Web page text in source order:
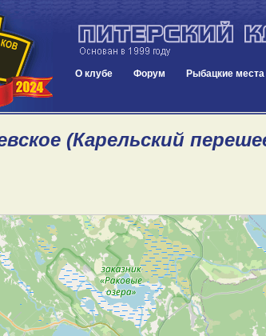
О клубе Форум Рыбацкие места
(Карельский